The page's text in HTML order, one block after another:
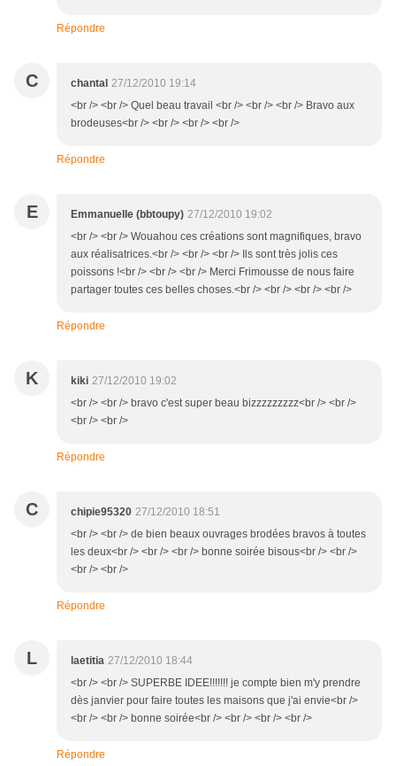
Répondre
C chantal 27/12/2010 19:14
<br /> <br /> Quel beau travail <br /> <br /> <br /> Bravo aux
brodeuses<br /> <br /> <br /> <br />
Répondre
E Emmanuelle (bbtoupy) 27/12/2010 19:02
<br /> <br /> Wouahou ces créations sont magnifiques, bravo
aux réalisatrices.<br /> <br /> <br /> Ils sont très jolis ces
poissons !<br /> <br /> <br /> Merci Frimousse de nous faire
partager toutes ces belles choses.<br /> <br /> <br /> <br />
Répondre
K kiki 27/12/2010 19:02
<br /> <br /> bravo c'est super beau bizzzzzzzzz<br /> <br />
<br /> <br />
Répondre
C chipie95320 27/12/2010 18:51
<br /> <br /> de bien beaux ouvrages brodées bravos à toutes
les deux<br /> <br /> <br /> bonne soirée bisous<br /> <br />
<br /> <br />
Répondre
L laetitia 27/12/2010 18:44
<br /> <br /> SUPERBE IDEE!!!!!!! je compte bien m'y prendre
dès janvier pour faire toutes les maisons que j'ai envie<br />
<br /> <br /> bonne soirée<br /> <br /> <br /> <br />
Répondre